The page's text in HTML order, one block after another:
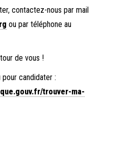
contactez-nous par mail
ou par téléphone au
de vous !
pour candidater :
trouver-ma-